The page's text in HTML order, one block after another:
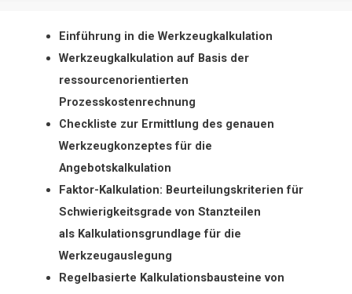
Einführung in die Werkzeugkalkulation
Werkzeugkalkulation auf Basis der
ressourcenorientierten
Prozesskostenrechnung
Checkliste zur Ermittlung des genauen
Werkzeugkonzeptes für die
Angebotskalkulation
Faktor-Kalkulation: Beurteilungskriterien für
Schwierigkeitsgrade von Stanzteilen
als Kalkulationsgrundlage für die
Werkzeugauslegung
Regelbasierte Kalkulationsbausteine von